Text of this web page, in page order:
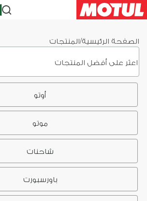
الصفحة الرئيسية/المنتجات
أوتو
موتو
شاحنات
باورسبورت